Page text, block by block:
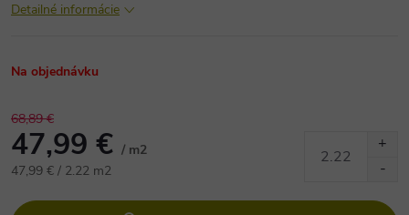
Detailné informácie
Na objednávku
68,89 €
47,99 € / m2
Jednotková
47,99 € / 2.22 m2